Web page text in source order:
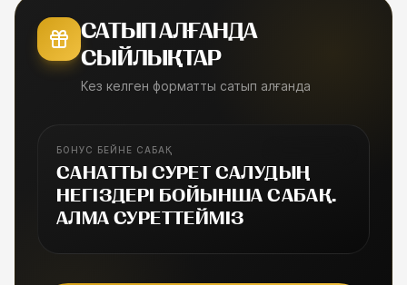
САТЫП АЛҒАНДА
СЫЙЛЫҚТАР
Кез келген форматты сатып алғанда
БОНУС БЕЙНЕ САБАҚ
САНАТТЫ СУРЕТ САЛУДЫҢ
НЕГІЗДЕРІ БОЙЫНША САБАҚ.
АЛМА СУРЕТТЕЙМІЗ